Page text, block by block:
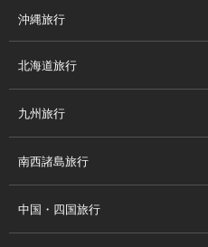
沖縄旅行
北海道旅行
九州旅行
南西諸島旅行
中国・四国旅行